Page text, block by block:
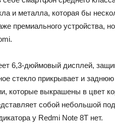
и металла, которая бы
премиального устройства,
6,3-дюймовый дисплей,
стекло прикрывает и
которые выкрашены в цвет
собой небольшой
у Redmi Note 8T нет.